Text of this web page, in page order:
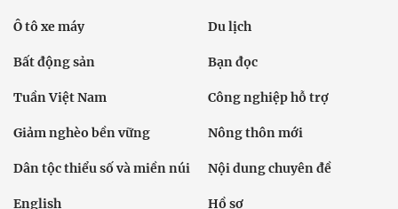
Ô tô xe máy Du lịch
Bất động sản Bạn đọc
Tuần Việt Nam Công nghiệp hỗ trợ
Giảm nghèo bền vững Nông thôn mới
Dân tộc thiểu số và miền núi Nội dung chuyên đề
English Hồ sơ